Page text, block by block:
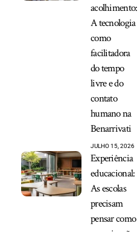
acolhimento:
A tecnologia
como
facilitadora
do tempo
livre e do
contato
humano na
Benarrivati
JULHO 15, 2026
Experiência
educacional:
As escolas
precisam
pensar como